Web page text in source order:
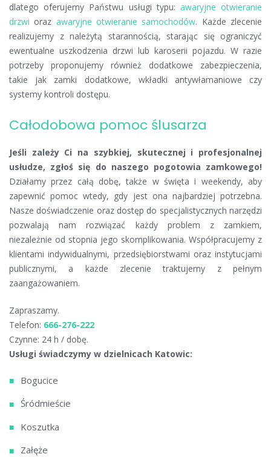
dlatego oferujemy Państwu usługi typu: awaryjne otwieranie
drzwi oraz awaryjne otwieranie samochodów. Każde zlecenie
realizujemy z należytą starannością, starając się ograniczyć
ewentualne uszkodzenia drzwi lub karoserii pojazdu. W razie
potrzeby proponujemy również dodatkowe zabezpieczenia,
takie jak zamki dodatkowe, wkładki antywłamaniowe czy
systemy kontroli dostępu.
Całodobowa pomoc ślusarza
Jeśli zależy Ci na szybkiej, skutecznej i profesjonalnej
usłudze, zgłoś się do naszego pogotowia zamkowego!
Działamy przez całą dobę, także w święta i weekendy, aby
zapewnić pomoc wtedy, gdy jest ona najbardziej potrzebna.
Nasze doświadczenie oraz dostęp do specjalistycznych narzędzi
pozwalają nam rozwiązać każdy problem z zamkiem,
niezależnie od stopnia jego skomplikowania. Współpracujemy z
klientami indywidualnymi, przedsiębiorstwami oraz instytucjami
publicznymi, a każde zlecenie traktujemy z pełnym
zaangażowaniem.
Zapraszamy.
Telefon: 666-276-222
Czynne: 24 h / dobę.
Usługi świadczymy w dzielnicach Katowic:
Bogucice
Śródmieście
Koszutka
Załęże